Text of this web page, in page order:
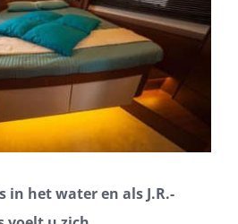
in het water en als J.R.-